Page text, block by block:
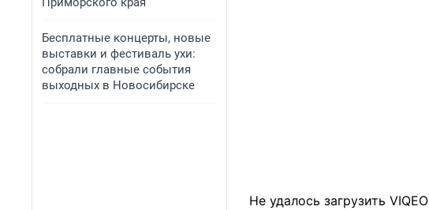
Бесплатные концерты, новые
выставки и фестиваль ухи:
собрали главные события
выходных в Новосибирске
Не удалось загрузить VIQEO